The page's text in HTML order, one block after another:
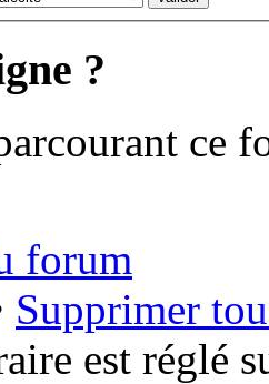
?
ce
forum
Supprimer
est réglé